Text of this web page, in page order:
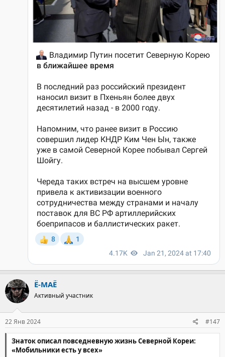
Ё-МАЁ
Активный участник
22 Янв 2024 #147
Знаток описал повседневную жизнь Северной Кореи:
«Мобильники есть у всех»